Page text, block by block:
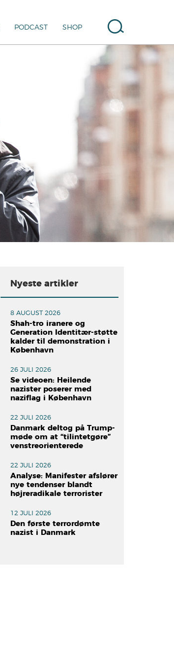
PODCAST SHOP
Nyeste artikler
8 AUGUST 2026
Shah-tro iranere og
Generation Identitær-støtte
kalder til demonstration i
København
26 JULI 2026
Se videoen: Heilende
nazister poserer med
naziflag i København
22 JULI 2026
Danmark deltog på Trump-
møde om at “tilintetgøre”
venstreorienterede
22 JULI 2026
Analyse: Manifester afslører
nye tendenser blandt
højreradikale terrorister
12 JULI 2026
Den første terrordømte
nazist i Danmark